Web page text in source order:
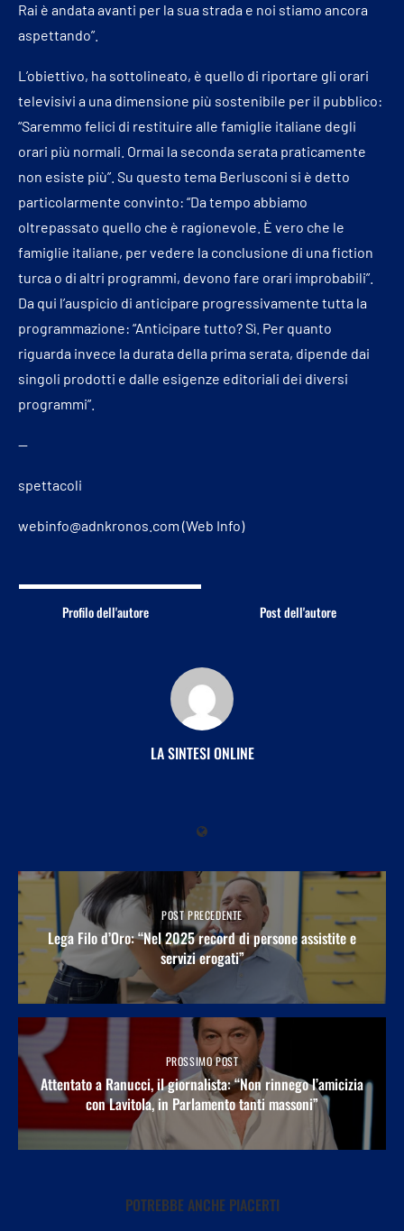
Rai è andata avanti per la sua strada e noi stiamo ancora
aspettando”.
L’obiettivo, ha sottolineato, è quello di riportare gli orari
televisivi a una dimensione più sostenibile per il pubblico:
“Saremmo felici di restituire alle famiglie italiane degli
orari più normali. Ormai la seconda serata praticamente
non esiste più”. Su questo tema Berlusconi si è detto
particolarmente convinto: “Da tempo abbiamo
oltrepassato quello che è ragionevole. È vero che le
famiglie italiane, per vedere la conclusione di una fiction
turca o di altri programmi, devono fare orari improbabili”.
Da qui l’auspicio di anticipare progressivamente tutta la
programmazione: “Anticipare tutto? Sì. Per quanto
riguarda invece la durata della prima serata, dipende dai
singoli prodotti e dalle esigenze editoriali dei diversi
programmi”.
—
spettacoli
webinfo@adnkronos.com (Web Info)
Profilo dell'autore Post dell'autore
LA SINTESI ONLINE
POST PRECEDENTE
Lega Filo d’Oro: “Nel 2025 record di persone assistite e
servizi erogati”
PROSSIMO POST
Attentato a Ranucci, il giornalista: “Non rinnego l’amicizia
con Lavitola, in Parlamento tanti massoni”
POTREBBE ANCHE PIACERTI